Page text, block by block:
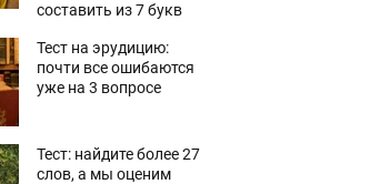
составить из 7 букв
Тест на эрудицию:
почти все ошибаются
уже на 3 вопросе
Тест: найдите более 27
слов, а мы оценим